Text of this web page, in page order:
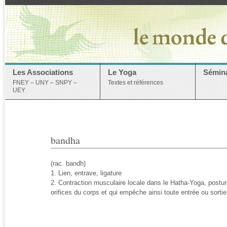
Les Associations
FNEY – UNY – SNPY –
UEY
Le Yoga
Textes et références
bandha
(rac. bandh)
1. Lien, entrave, ligature
2. Contraction musculaire locale dans le Hatha-Yoga,
orifices du corps et qui empêche ainsi toute entrée ou